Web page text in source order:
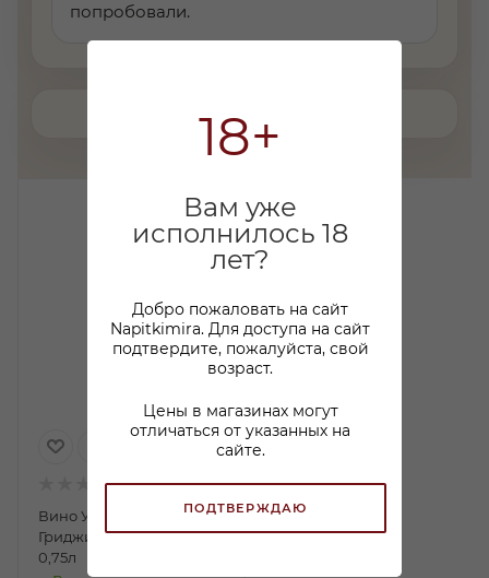
18+
Вам уже
исполнилось 18
лет?
Добро пожаловать на сайт
Napitkimira. Для доступа на сайт
подтвердите, пожалуйста, свой
возраст.
Цены в магазинах могут
отличаться от указанных на
сайте.
ПОДТВЕРЖДАЮ
попробовали.
Вино Ундуррага Пино
Гриджио белое сухое
0,75л